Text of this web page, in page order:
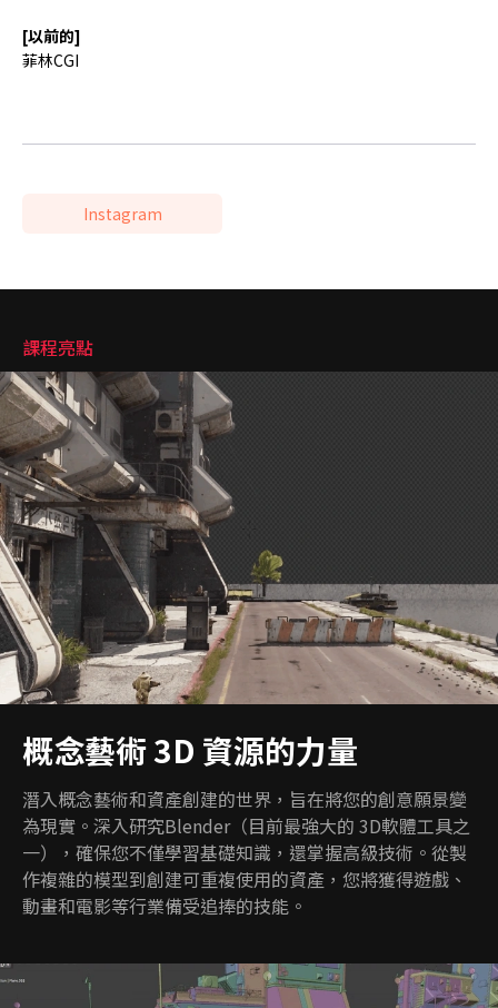
[以前的]
菲林CGI
Instagram
課程亮點
概念藝術 3D 資源的力量
潛入概念藝術和資產創建的世界，旨在將您的創意願景變
為​​現實。深入研究Blender（目前最強大的 3D軟體工具之
一），確保您不僅學習基礎知識，還掌握高級技術。從製
作複雜的模型到創建可重複使用的資產，您將獲得遊戲、
動畫和電影等行業備受追捧的技能。